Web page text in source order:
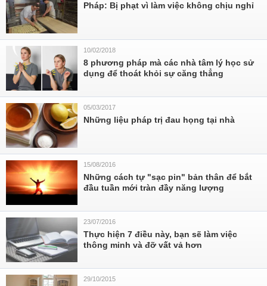
Pháp: Bị phạt vì làm việc không chịu nghỉ
10/02/2018
8 phương pháp mà các nhà tâm lý học sử
dụng để thoát khỏi sự căng thẳng
05/03/2017
Những liệu pháp trị đau họng tại nhà
15/08/2016
Những cách tự "sạc pin" bản thân để bắt
đầu tuần mới tràn đầy năng lượng
23/07/2016
Thực hiện 7 điều này, bạn sẽ làm việc
thông minh và đỡ vất vả hơn
29/10/2015